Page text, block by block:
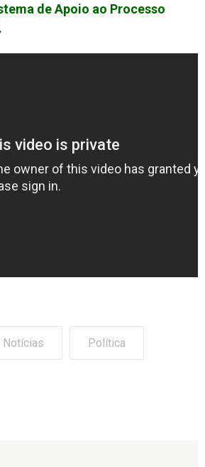
de Apoio ao Processo
Notícias Política